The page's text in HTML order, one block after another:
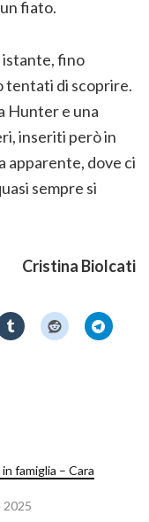
fiato.
istante, fino
tentati di scoprire.
Hunter e una
inseriti però in
apparente, dove ci
sempre si
Cristina Biolcati
famiglia – Cara
2025